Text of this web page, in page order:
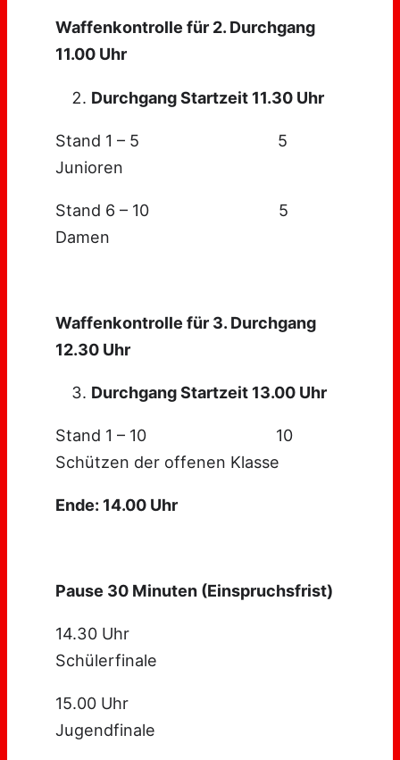
Waffenkontrolle für 2. Durchgang
11.00 Uhr
Durchgang Startzeit 11.30 Uhr
Stand 1 – 5 5
Junioren
Stand 6 – 10 5
Damen
Waffenkontrolle für 3. Durchgang
12.30 Uhr
Durchgang Startzeit 13.00 Uhr
Stand 1 – 10 10
Schützen der offenen Klasse
Ende: 14.00 Uhr
Pause 30 Minuten (Einspruchsfrist)
14.30 Uhr
Schülerfinale
15.00 Uhr
Jugendfinale